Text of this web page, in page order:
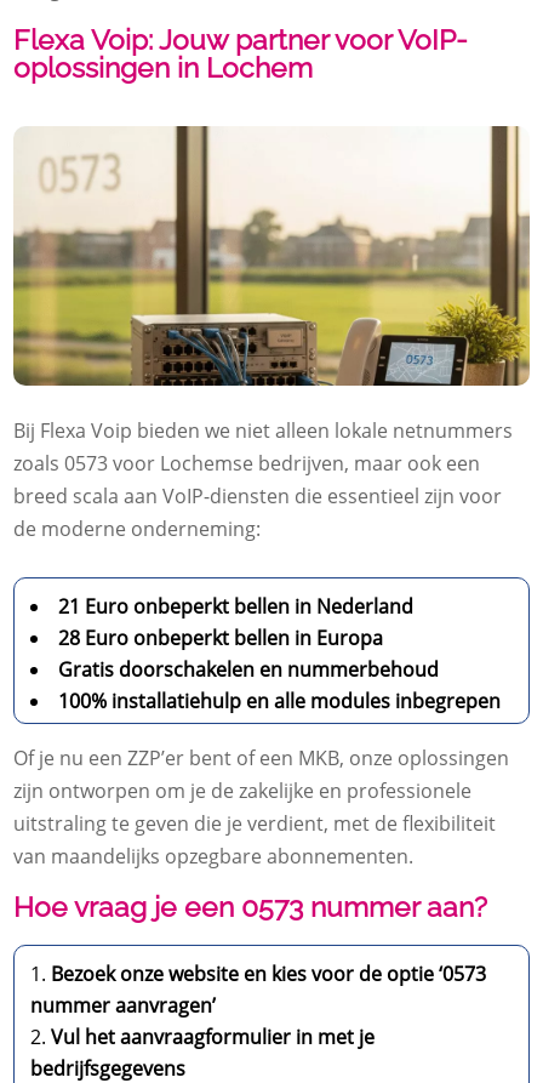
Flexa Voip: Jouw partner voor VoIP-
oplossingen in Lochem
Bij Flexa Voip bieden we niet alleen lokale netnummers
zoals 0573 voor Lochemse bedrijven, maar ook een
breed scala aan VoIP-diensten die essentieel zijn voor
de moderne onderneming:
21 Euro onbeperkt bellen in Nederland
28 Euro onbeperkt bellen in Europa
Gratis doorschakelen en nummerbehoud
100% installatiehulp en alle modules inbegrepen
Of je nu een ZZP’er bent of een MKB, onze oplossingen
zijn ontworpen om je de zakelijke en professionele
uitstraling te geven die je verdient, met de flexibiliteit
van maandelijks opzegbare abonnementen.
Hoe vraag je een 0573 nummer aan?
Bezoek onze website en kies voor de optie ‘0573
nummer aanvragen’
Vul het aanvraagformulier in met je
bedrijfsgegevens